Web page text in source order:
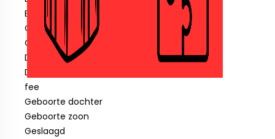
Blauwe piraat
Cars
Clown
Diverse feestartikelen
Donald Duck
fee
Geboorte dochter
Geboorte zoon
Geslaagd